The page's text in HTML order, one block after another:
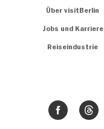
Über visitBerlin
Jobs und Karriere
Reiseindustrie
sind
für Sie da.
Tickets
Wir haben den
Insidertipps